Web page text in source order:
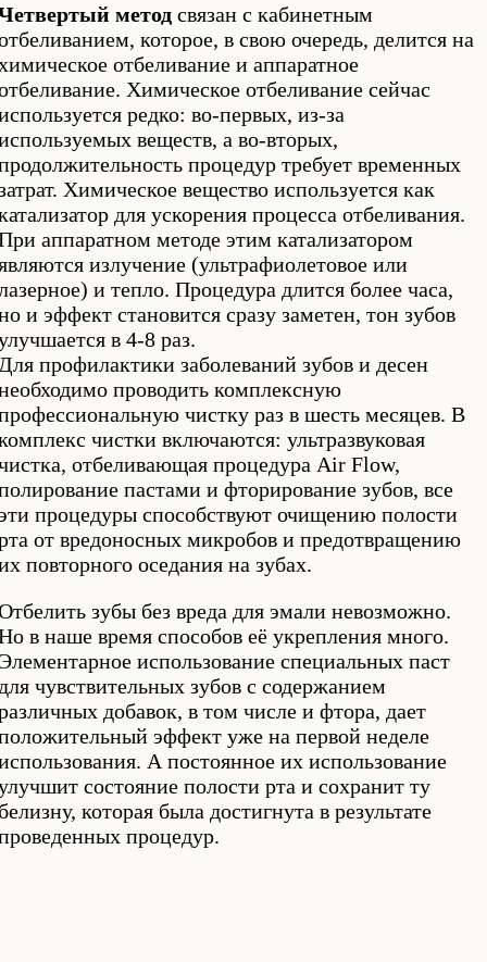
метод связан с кабинетным
которое, в свою очередь, делится на
отбеливание и аппаратное
Химическое отбеливание сейчас
редко: во-первых, из-за
веществ, а во-вторых,
процедур требует временных
Химическое вещество используется как
для ускорения процесса отбеливания.
аппаратном методе этим катализатором
излучение (ультрафиолетовое или
и тепло. Процедура длится более часа,
и эффект становится сразу заметен, тон зубов
в 4-8 раз.
профилактики заболеваний зубов и десен
проводить комплексную
чистку раз в шесть месяцев. В
чистки включаются: ультразвуковая
отбеливающая процедура Air Flow,
пастами и фторирование зубов, все
процедуры способствуют очищению полости
от вредоносных микробов и предотвращению
повторного оседания на зубах.
зубы без вреда для эмали невозможно.
в наше время способов её укрепления много.
использование специальных паст
чувствительных зубов с содержанием
добавок, в том числе и фтора, дает
эффект уже на первой неделе
А постоянное их использование
состояние полости рта и сохранит ту
которая была достигнута в результате
процедур.